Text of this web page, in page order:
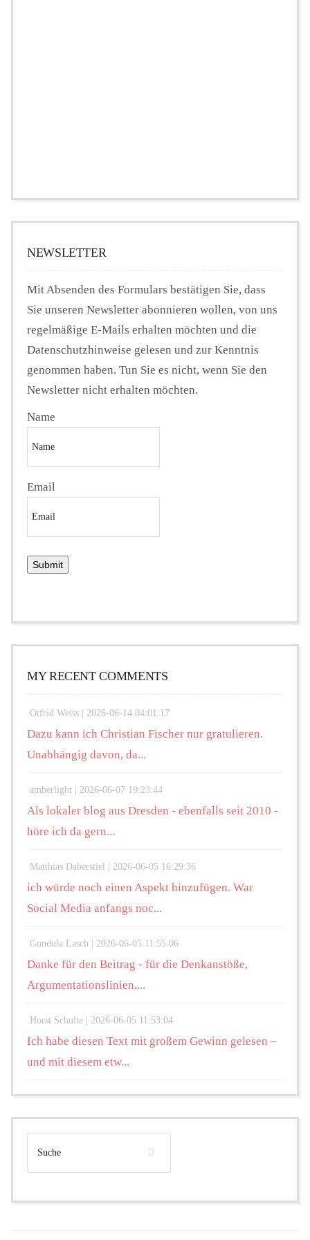
NEWSLETTER
Mit Absenden des Formulars bestätigen Sie, dass
Sie unseren Newsletter abonnieren wollen, von uns
regelmäßige E-Mails erhalten möchten und die
Datenschutzhinweise gelesen und zur Kenntnis
genommen haben. Tun Sie es nicht, wenn Sie den
Newsletter nicht erhalten möchten.
Name
Email
MY RECENT COMMENTS
Otfrid Weiss | 2026-06-14 04:01:17
Dazu kann ich Christian Fischer nur gratulieren.
Unabhängig davon, da...
amberlight | 2026-06-07 19:23:44
Als lokaler blog aus Dresden - ebenfalls seit 2010 -
höre ich da gern...
Matthias Daberstiel | 2026-06-05 16:29:36
ich würde noch einen Aspekt hinzufügen. War
Social Media anfangs noc...
Gundula Lasch | 2026-06-05 11:55:06
Danke für den Beitrag - für die Denkanstöße,
Argumentationslinien,...
Horst Schulte | 2026-06-05 11:53:04
Ich habe diesen Text mit großem Gewinn gelesen –
und mit diesem etw...